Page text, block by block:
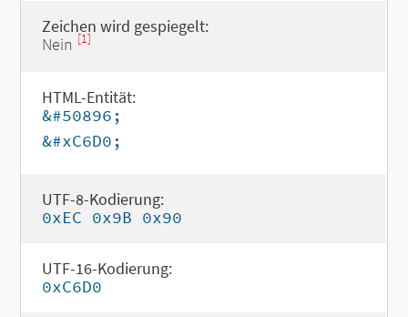
Zeichen wird gespiegelt:
Nein [1]
HTML-Entität:
&#50896;
&#xC6D0;
UTF-8-Kodierung:
0xEC 0x9B 0x90
UTF-16-Kodierung:
0xC6D0